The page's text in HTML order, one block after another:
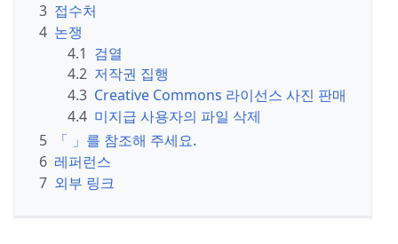
3 접수처
4 논쟁
4.1 검열
4.2 저작권 집행
4.3 Creative Commons 라이선스 사진 판매
4.4 미지급 사용자의 파일 삭제
5
「 」를 참조해 주세요.
6 레퍼런스
7 외부 링크